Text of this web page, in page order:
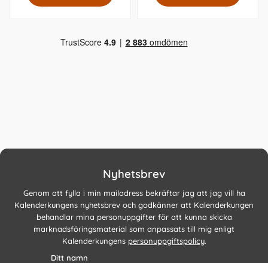
Nyhetsbrev
Genom att fylla i min mailadress bekräftar jag att jag vill ha
Kalenderkungens nyhetsbrev och godkänner att Kalenderkungen
behandlar mina personuppgifter för att kunna skicka
marknadsföringsmaterial som anpassats till mig enligt
Kalenderkungens personuppgiftspolicy.
Ditt namn